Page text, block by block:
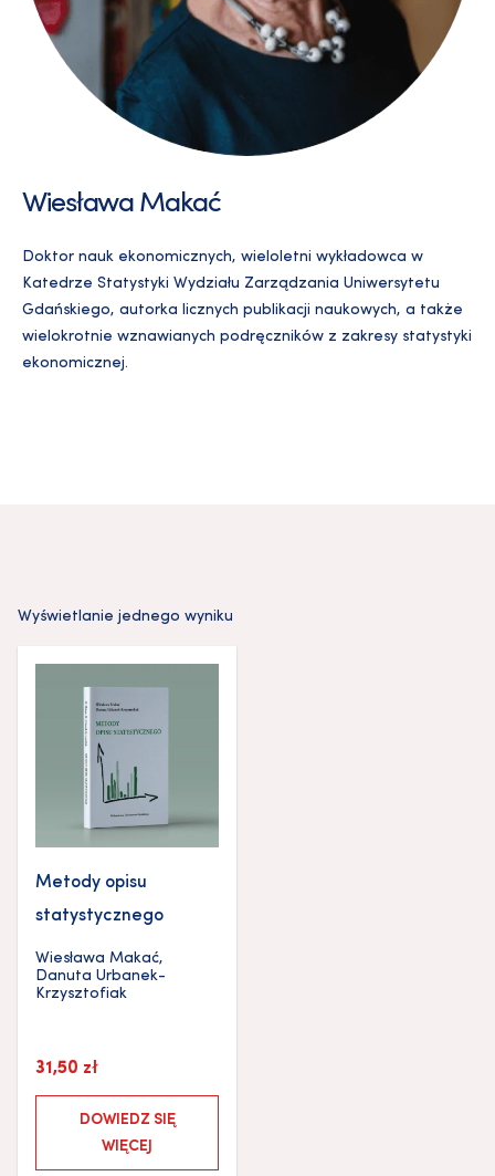
Wiesława Makać
Doktor nauk ekonomicznych, wieloletni wykładowca w
Katedrze Statystyki Wydziału Zarządzania Uniwersytetu
Gdańskiego, autorka licznych publikacji naukowych, a także
wielokrotnie wznawianych podręczników z zakresy statystyki
ekonomicznej.
Wyświetlanie jednego wyniku
Metody opisu
statystycznego
Wiesława Makać,
Danuta Urbanek-
Krzysztofiak
31,50 zł
DOWIEDZ SIĘ
WIĘCEJ